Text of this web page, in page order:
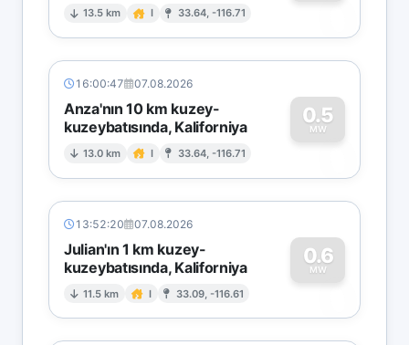
13.5 km I 33.64, -116.71 0
16:00:47 07.08.2026
Anza'nın 10 km kuzey-
kuzeybatısında, Kaliforniya
13.0 km I 33.64, -116.71
0.5
MW
0
13:52:20 07.08.2026
Julian'ın 1 km kuzey-
kuzeybatısında, Kaliforniya
11.5 km I 33.09, -116.61
0.6
MW
0